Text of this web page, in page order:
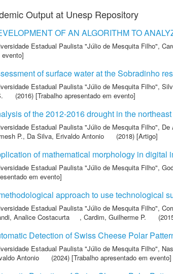
Output at Unesp Repository
OF AN ALGORITHM TO
Estadual Paulista "Júlio de Mesquita Filho",
evento]
of surface water at the Sobradinho
Estadual Paulista "Júlio de Mesquita Filho",
(2016) [Trabalho apresentado em evento]
of the 2012-2016 drought in the
Estadual Paulista "Júlio de Mesquita Filho", De
P., Da Silva, Erivaldo Antonio (2018) [Artigo]
of mathematical morphology in digital
Estadual Paulista "Júlio de Mesquita Filho",
em evento]
approach to use technological
Estadual Paulista "Júlio de Mesquita Filho",
Analice Costacurta
, Cardim, Guilherme P.
Detection of Swiss Cheese Polar
Estadual Paulista "Júlio de Mesquita Filho",
Antonio
(2024) [Trabalho apresentado em evento]